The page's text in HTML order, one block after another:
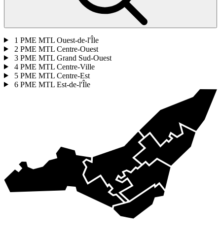
1 PME MTL Ouest-de-l'Île
2 PME MTL Centre-Ouest
3 PME MTL Grand Sud-Ouest
4 PME MTL Centre-Ville
5 PME MTL Centre-Est
6 PME MTL Est-de-l'Île